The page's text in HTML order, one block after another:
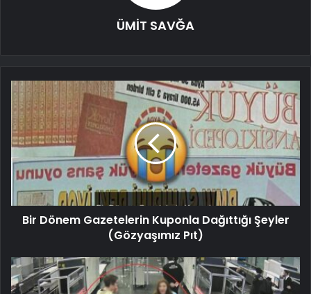
ÜMİT SAVĞA
Bir Dönem Gazetelerin Kuponla Dağıttığı Şeyler
(Gözyaşımız Pıt)